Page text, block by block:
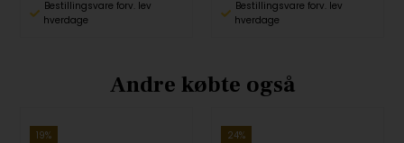
Bestillingsvare forv. lev
hverdage
Bestillingsvare forv. lev
hverdage
Andre købte også
19% 24%